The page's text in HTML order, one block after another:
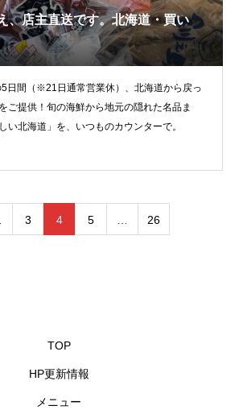
、店主直送です。北海道・買い
日間（※21日通常営業休）、北海道から戻っ
ご提供！旬の海鮮から地元の隠れた名品ま
い北海道」を、いつものカウンターで。
3 4 5 26
TOP
HP更新情報
メニュー